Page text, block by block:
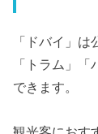
「ドバイ」
「トラム」
できます。